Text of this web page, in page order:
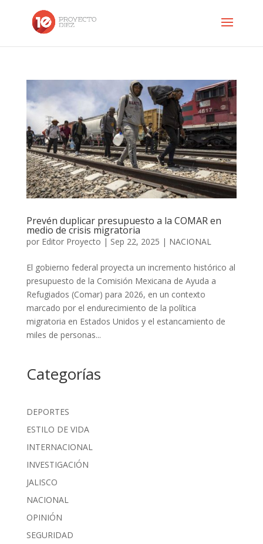
Prevén duplicar presupuesto a la COMAR en
medio de crisis migratoria
por Editor Proyecto | Sep 22, 2025 | NACIONAL
El gobierno federal proyecta un incremento histórico al
presupuesto de la Comisión Mexicana de Ayuda a
Refugiados (Comar) para 2026, en un contexto
marcado por el endurecimiento de la política
migratoria en Estados Unidos y el estancamiento de
miles de personas...
Categorías
DEPORTES
ESTILO DE VIDA
INTERNACIONAL
INVESTIGACIÓN
JALISCO
NACIONAL
OPINIÓN
SEGURIDAD